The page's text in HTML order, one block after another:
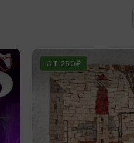
ОТ 250₽